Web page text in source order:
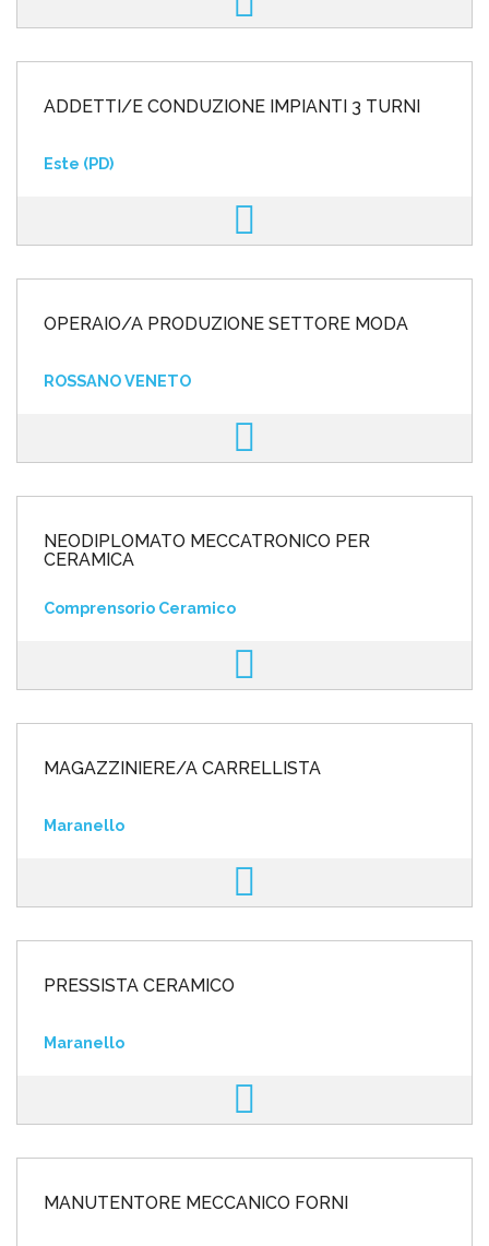
ADDETTI/E CONDUZIONE IMPIANTI 3 TURNI
Este (PD)
OPERAIO/A PRODUZIONE SETTORE MODA
ROSSANO VENETO
NEODIPLOMATO MECCATRONICO PER
CERAMICA
Comprensorio Ceramico
MAGAZZINIERE/A CARRELLISTA
Maranello
PRESSISTA CERAMICO
Maranello
MANUTENTORE MECCANICO FORNI